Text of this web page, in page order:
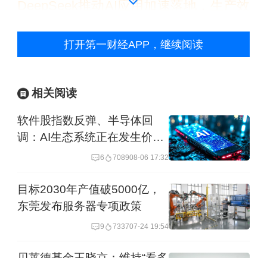
DeepSeek推动AI应用加速落地，生产效
是重要主线。
华安基金：
升）全球对中国科技产业的估值体系，
其重点领域包括：半导体产业链，我国
以更好地进入训练/推理/端侧领域；大模
型产业，包括运营模型业务的云厂商
打开第一财经APP，继续阅读
相关阅读
软件股指数反弹、半导体回
调：AI生态系统正在发生价值
6 708908-06 17:32
目标2030年产值破5000亿，
东莞发布服务器专项政策
9 733707-24 19:54